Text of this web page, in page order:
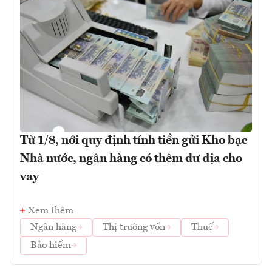
Từ 1/8, nới quy định tính tiền gửi Kho bạc
Nhà nước, ngân hàng có thêm dư địa cho
vay
Xem thêm
Ngân hàng
Thị trường vốn
Thuế
Bảo hiểm